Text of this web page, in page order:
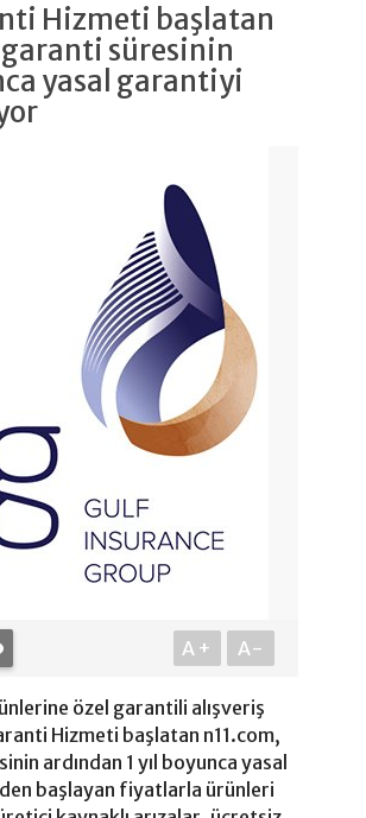
Hizmeti başlatan
süresinin
yasal garantiyi
A+ A-
özel garantili alışveriş
Hizmeti başlatan n11.com,
ardından 1 yıl boyunca yasal
başlayan fiyatlarla ürünleri